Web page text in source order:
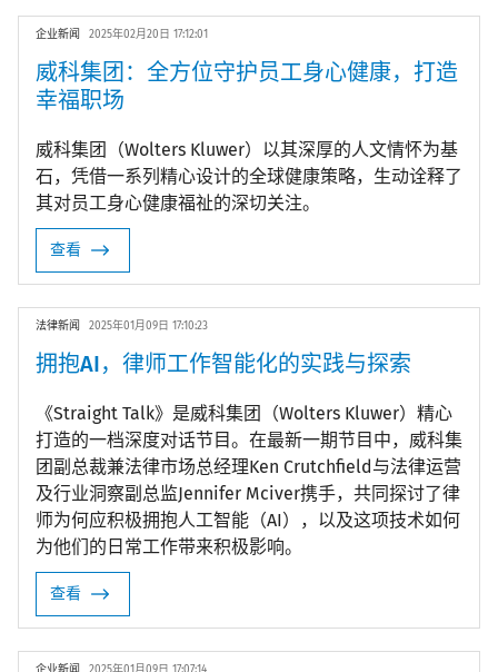
企业新闻 2025年02月20日 17:12:01
威科集团：全方位守护员工身心健康，打造
幸福职场
威科集团（Wolters Kluwer）以其深厚的人文情怀为基
石，凭借一系列精心设计的全球健康策略，生动诠释了
其对员工身心健康福祉的深切关注。
查看
法律新闻 2025年01月09日 17:10:23
拥抱AI，律师工作智能化的实践与探索
《Straight Talk》是威科集团（Wolters Kluwer）精心
打造的一档深度对话节目。在最新一期节目中，威科集
团副总裁兼法律市场总经理Ken Crutchfield与法律运营
及行业洞察副总监Jennifer Mciver携手，共同探讨了律
师为何应积极拥抱人工智能（AI），以及这项技术如何
为他们的日常工作带来积极影响。
查看